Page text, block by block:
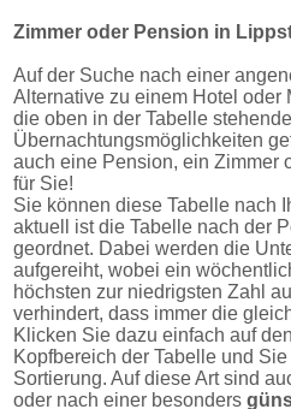
Zimmer oder Pension in
Auf der Suche nach einer
Alternative zu einem Hotel oder
die oben in der Tabelle
Übernachtungsmöglichkeiten
auch eine Pension, ein Zimmer
für Sie!
Sie können diese Tabelle nach
aktuell ist die Tabelle nach der
geordnet. Dabei werden die
aufgereiht, wobei ein
höchsten zur niedrigsten Zahl
verhindert, dass immer die
Klicken Sie dazu einfach auf
Kopfbereich der Tabelle und
Sortierung. Auf diese Art sind
oder nach einer besonders